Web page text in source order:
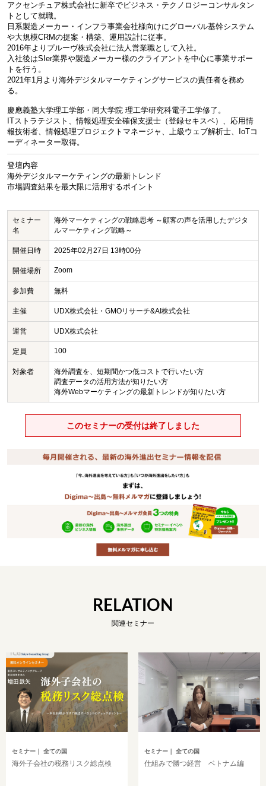
アクセンチュア株式会社に新卒でビジネス・テクノロジーコンサルタン
トとして就職。
日系製造メーカー・インフラ事業会社様向けにグローバル基幹システム
や大規模CRMの提案・構築、運用設計に従事。
2016年よりプルーヴ株式会社に法人営業職として入社。
入社後はSIer業界や製造メーカー様のクライアントを中心に事業サポー
トを行う。
2021年1月より海外デジタルマーケティングサービスの責任者を務め
る。
慶應義塾大学理工学部・同大学院 理工学研究科電子工学修了。
ITストラテジスト、情報処理安全確保支援士（登録セキスペ）、応用情
報技術者、情報処理プロジェクトマネージャ、上級ウェブ解析士、IoTコ
ーディネーター取得。
登壇内容
海外デジタルマーケティングの最新トレンド
市場調査結果を最大限に活用するポイント
セミナー
名
海外マーケティングの戦略思考 ～顧客の声を活用したデジタ
ルマーケティング戦略～
開催日時 2025年02月27日 13時00分
開催場所 Zoom
参加費 無料
主催 UDX株式会社・GMOリサーチ&AI株式会社
運営 UDX株式会社
定員 100
対象者
海外調査を、短期間かつ低コストで行いたい方
調査データの活用方法が知りたい方
海外Webマーケティングの最新トレンドが知りたい方
このセミナーの受付は終了しました
RELATION
関連セミナー
セミナー ｜ 全ての国
海外子会社の税務リスク総点検
セミナー｜ 全ての国
仕組みで勝つ経営 ベトナム編